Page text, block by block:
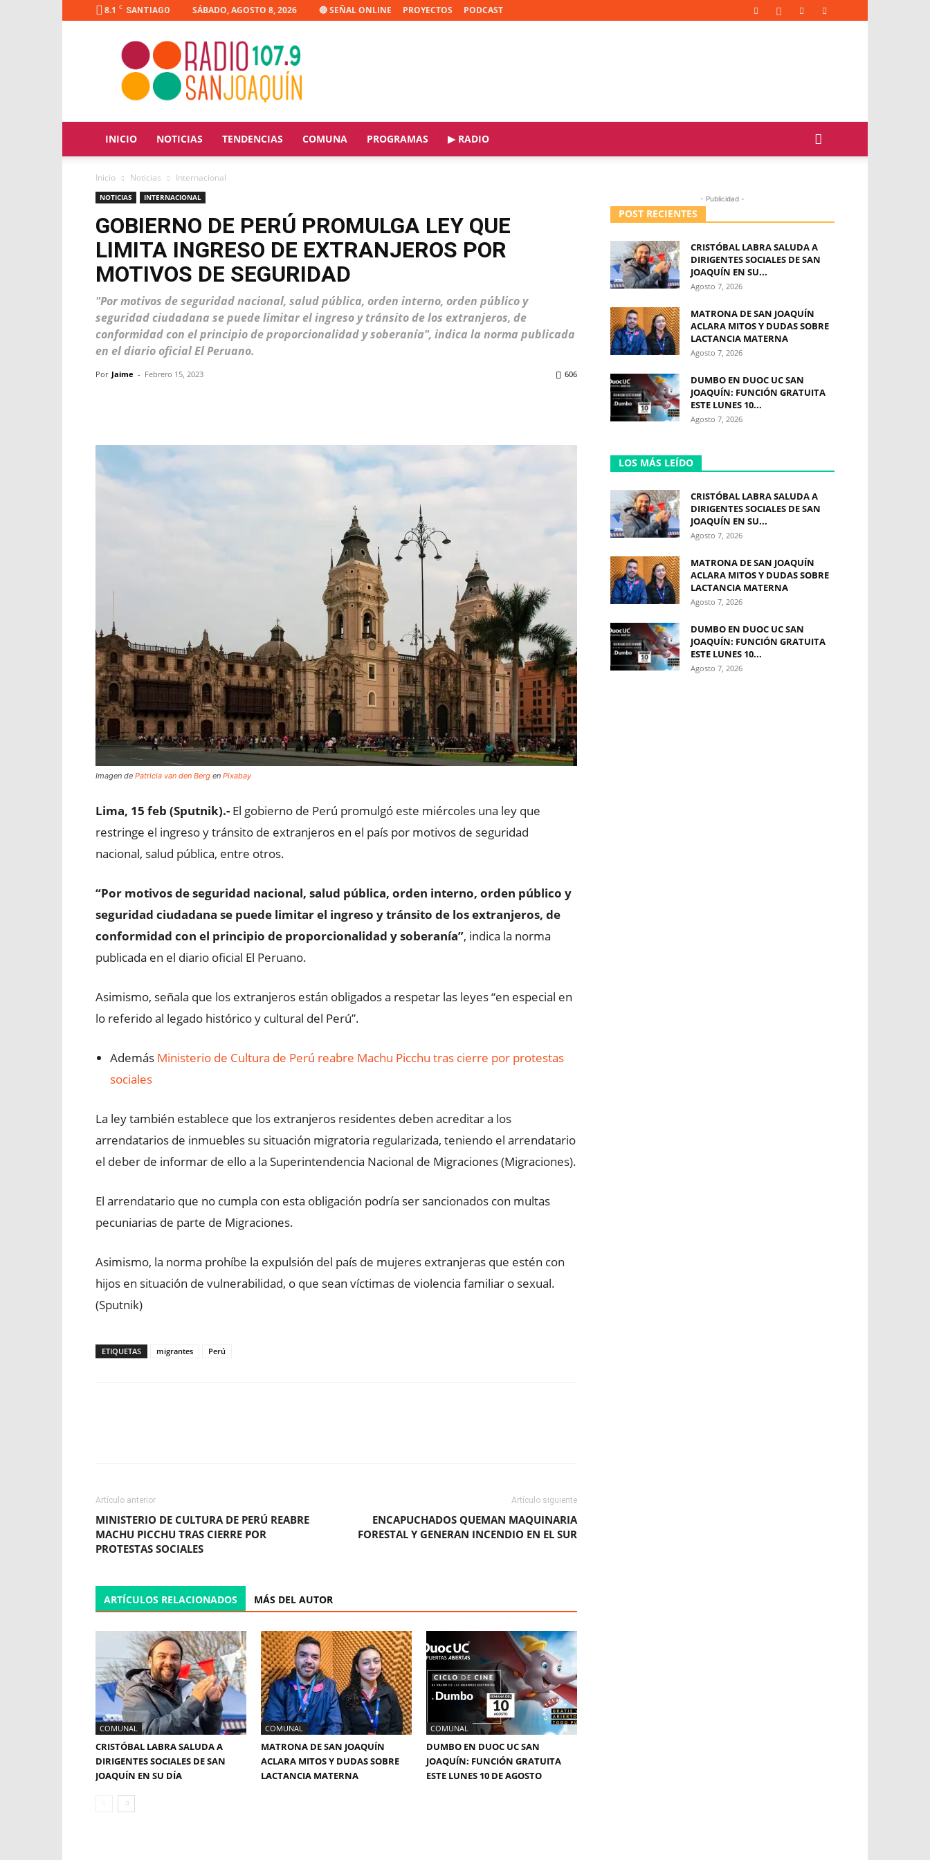
8.1 C SANTIAGO SÁBADO, AGOSTO 8, 2026 🔴 SEÑAL ONLINE PROYECTOS PODCAST
Radio
Joaquín
INICIO NOTICIAS TENDENCIAS COMUNA PROGRAMAS ▶ RADIO
Inicio Noticias Internacional
NOTICIAS INTERNACIONAL
GOBIERNO DE PERÚ PROMULGA LEY QUE
LIMITA INGRESO DE EXTRANJEROS POR
MOTIVOS DE SEGURIDAD
"Por motivos de seguridad nacional, salud pública, orden interno, orden público y
seguridad ciudadana se puede limitar el ingreso y tránsito de los extranjeros, de
conformidad con el principio de proporcionalidad y soberanía", indica la norma publicada
en el diario oficial El Peruano.
Por Jaime - Febrero 15, 2023 606
Imagen de Patricia van den Berg en Pixabay
Lima, 15 feb (Sputnik).- El gobierno de Perú promulgó este miércoles una ley que
restringe el ingreso y tránsito de extranjeros en el país por motivos de seguridad
nacional, salud pública, entre otros.
“Por motivos de seguridad nacional, salud pública, orden interno, orden público y
seguridad ciudadana se puede limitar el ingreso y tránsito de los extranjeros, de
conformidad con el principio de proporcionalidad y soberanía”, indica la norma
publicada en el diario oficial El Peruano.
Asimismo, señala que los extranjeros están obligados a respetar las leyes “en especial en
lo referido al legado histórico y cultural del Perú”.
Además Ministerio de Cultura de Perú reabre Machu Picchu tras cierre por protestas
sociales
La ley también establece que los extranjeros residentes deben acreditar a los
arrendatarios de inmuebles su situación migratoria regularizada, teniendo el arrendatario
el deber de informar de ello a la Superintendencia Nacional de Migraciones (Migraciones).
El arrendatario que no cumpla con esta obligación podría ser sancionados con multas
pecuniarias de parte de Migraciones.
Asimismo, la norma prohíbe la expulsión del país de mujeres extranjeras que estén con
hijos en situación de vulnerabilidad, o que sean víctimas de violencia familiar o sexual.
(Sputnik)
ETIQUETAS migrantes Perú
Artículo anterior
MINISTERIO DE CULTURA DE PERÚ REABRE
MACHU PICCHU TRAS CIERRE POR
PROTESTAS SOCIALES
Artículo siguiente
ENCAPUCHADOS QUEMAN MAQUINARIA
FORESTAL Y GENERAN INCENDIO EN EL SUR
ARTÍCULOS RELACIONADOS MÁS DEL AUTOR
COMUNAL
CRISTÓBAL LABRA SALUDA A
DIRIGENTES SOCIALES DE SAN
JOAQUÍN EN SU DÍA
COMUNAL
MATRONA DE SAN JOAQUÍN
ACLARA MITOS Y DUDAS SOBRE
LACTANCIA MATERNA
COMUNAL
DUMBO EN DUOC UC SAN
JOAQUÍN: FUNCIÓN GRATUITA
ESTE LUNES 10 DE AGOSTO
- Publicidad -
POST RECIENTES
CRISTÓBAL LABRA SALUDA A
DIRIGENTES SOCIALES DE SAN
JOAQUÍN EN SU...
Agosto 7, 2026
MATRONA DE SAN JOAQUÍN
ACLARA MITOS Y DUDAS SOBRE
LACTANCIA MATERNA
Agosto 7, 2026
DUMBO EN DUOC UC SAN
JOAQUÍN: FUNCIÓN GRATUITA
ESTE LUNES 10...
Agosto 7, 2026
LOS MÁS LEÍDO
CRISTÓBAL LABRA SALUDA A
DIRIGENTES SOCIALES DE SAN
JOAQUÍN EN SU...
Agosto 7, 2026
MATRONA DE SAN JOAQUÍN
ACLARA MITOS Y DUDAS SOBRE
LACTANCIA MATERNA
Agosto 7, 2026
DUMBO EN DUOC UC SAN
JOAQUÍN: FUNCIÓN GRATUITA
ESTE LUNES 10...
Agosto 7, 2026